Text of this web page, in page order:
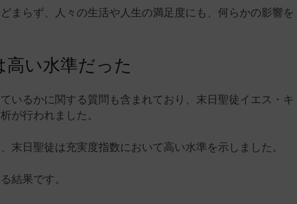
まらず、人々の生活や人生の満足度にも、何らかの影響を
高い水準だった
いるかに関する質問も含まれており、末日聖徒イエス・キ
が行われました。
末日聖徒は充実度指数において高い水準を示しました。
結果です。